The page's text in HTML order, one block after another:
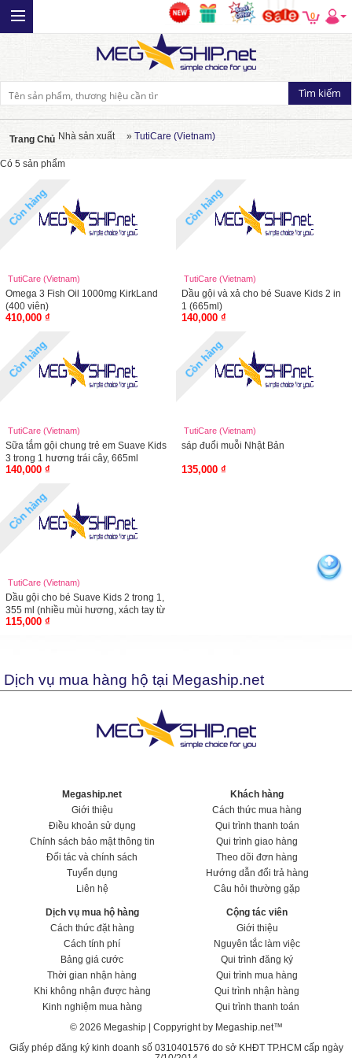
0
Trang Chủ Nhà sản xuất » TutiCare (Vietnam)
Có 5 sản phẩm
Còn hàng
TutiCare (Vietnam)
Omega 3 Fish Oil 1000mg KirkLand
(400 viên)
410,000 ₫
Còn hàng
TutiCare (Vietnam)
Dầu gội và xả cho bé Suave Kids 2 in
1 (665ml)
140,000 ₫
Còn hàng
TutiCare (Vietnam)
Sữa tắm gội chung trẻ em Suave Kids
3 trong 1 hương trái cây, 665ml
140,000 ₫
Còn hàng
TutiCare (Vietnam)
sáp đuổi muỗi Nhật Bản
135,000 ₫
Còn hàng
TutiCare (Vietnam)
Dầu gội cho bé Suave Kids 2 trong 1,
355 ml (nhiều mùi hương, xách tay từ
Mỹ)
115,000 ₫
Dịch vụ mua hàng hộ tại Megaship.net
Megaship.net
Giới thiệu
Điều khoản sử dụng
Chính sách bảo mật thông tin
Đối tác và chính sách
Tuyển dụng
Liên hệ
Khách hàng
Cách thức mua hàng
Qui trình thanh toán
Qui trình giao hàng
Theo dõi đơn hàng
Hướng dẫn đổi trả hàng
Câu hỏi thường gặp
Dịch vụ mua hộ hàng
Cách thức đặt hàng
Cách tính phí
Bảng giá cước
Thời gian nhận hàng
Khi không nhận được hàng
Kinh nghiệm mua hàng
Cộng tác viên
Giới thiệu
Nguyên tắc làm việc
Qui trình đăng ký
Qui trình mua hàng
Qui trình nhận hàng
Qui trình thanh toán
© 2026 Megaship | Coppyright by Megaship.net™
Giấy phép đăng ký kinh doanh số 0310401576 do sở KHĐT TP.HCM cấp ngày